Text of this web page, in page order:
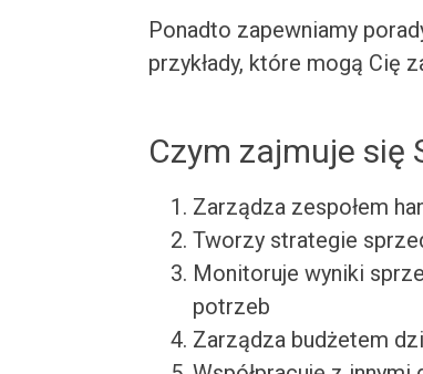
Ponadto zapewniamy
przykłady, które mogą Cię
Czym zajmuje się
Zarządza zespołem
Tworzy strategie
Monitoruje wyniki
potrzeb
Zarządza budżetem